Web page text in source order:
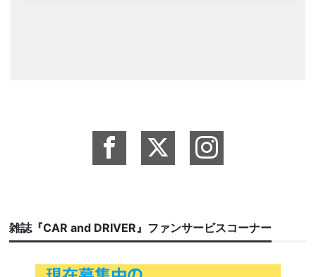
雑誌『CAR and DRIVER』ファンサービスコーナー